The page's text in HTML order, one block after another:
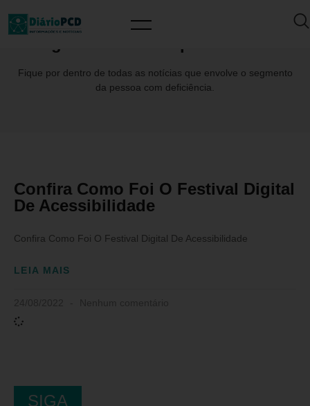
Fique por dentro de todas as notícias que envolve o segmento
da pessoa com deficiência.
Confira Como Foi O Festival Digital
De Acessibilidade
Confira Como Foi O Festival Digital De Acessibilidade
LEIA MAIS
SIGA